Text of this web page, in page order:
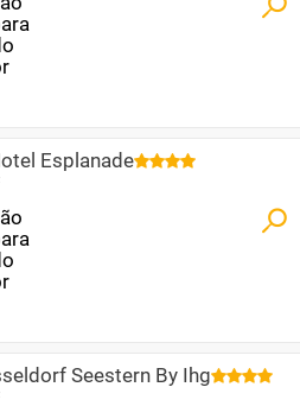
Esplanade
Seestern By Ihg